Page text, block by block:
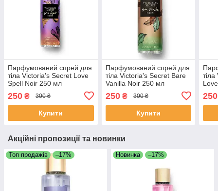
Парфумований спрей для
тіла Victoria's Secret Love
Spell Noir 250 мл
250 ₴ 300 ₴
Купити
Парфумований спрей для
тіла Victoria's Secret Bare
Vanilla Noir 250 мл
250₴ 300 ₴
Купити
250
Акційні пропозиції та новинки
Топ продажів –17% Новинка –17%